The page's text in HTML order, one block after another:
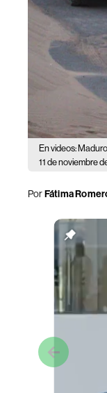
En videos:
11 de noviembre
PorFátima